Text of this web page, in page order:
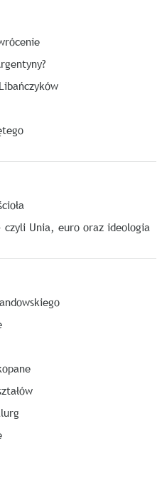
czyli Unia, euro oraz ideologia